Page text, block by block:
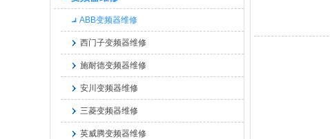
ABB变频器维修
西门子变频器维修
施耐德变频器维修
安川变频器维修
三菱变频器维修
英威腾变频器维修